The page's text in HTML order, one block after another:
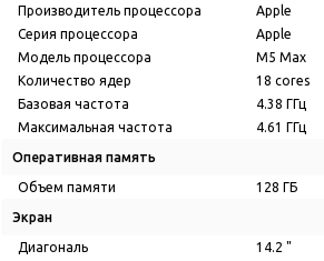
Производитель процессора
Apple
Серия процессора
Apple
Модель процессора
M5 Max
Количество ядер
18 cores
Базовая частота
4.38 ГГц
Максимальная частота
4.61 ГГц
Оперативная память
Объем памяти 128 ГБ
Экран
Диагональ
14.2 "